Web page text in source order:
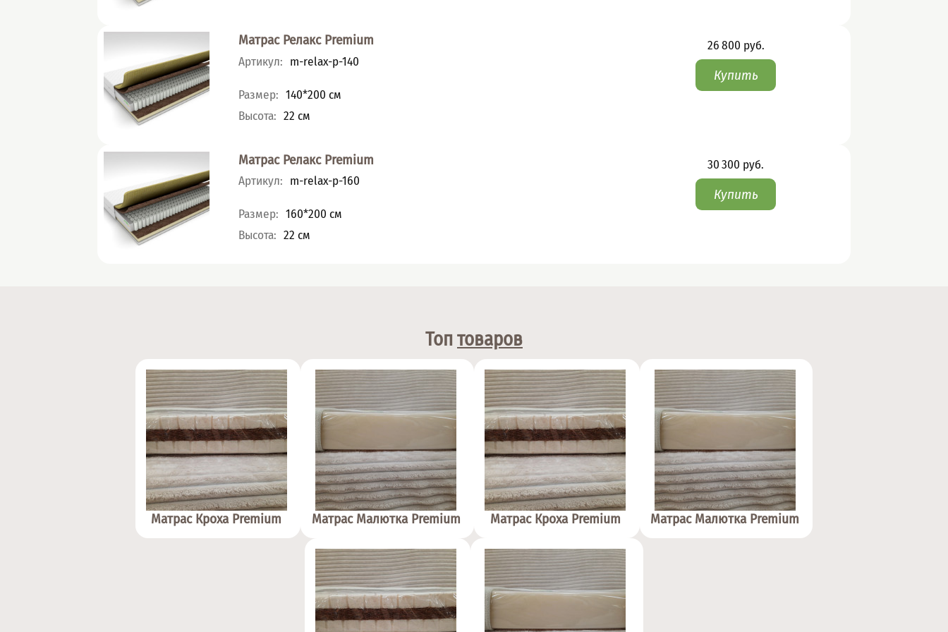
Матрас Релакс Premium
Артикул: m-relax-p-140
Характеристики
Размер: 140*200 см
Высота: 22 см
Цена
26 800 руб.
Матрас Релакс Premium
Артикул: m-relax-p-160
Характеристики
Размер: 160*200 см
Высота: 22 см
Цена
30 300 руб.
Топтоваров
Матрас Кроха Premium Матрас Малютка Premium Матрас Кроха Premium Матрас Малютка Premium